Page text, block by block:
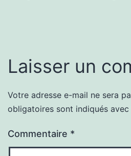
Laisser un
Votre adresse e-mail ne sera
obligatoires sont indiqués avec
Commentaire *